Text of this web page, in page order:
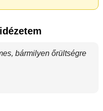
bármilyen őrültségre